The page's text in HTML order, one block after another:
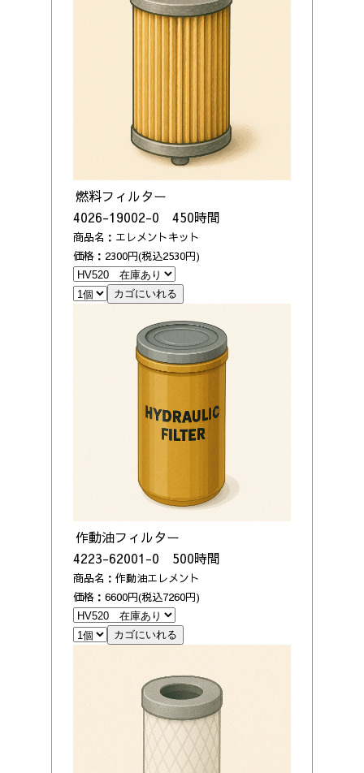
燃料フィルター
4026-19002-0 450時間
商品名：エレメントキット
価格：2300円(税込2530円)
作動油フィルター
4223-62001-0 500時間
商品名：作動油エレメント
価格：6600円(税込7260円)